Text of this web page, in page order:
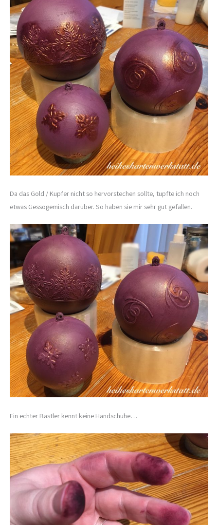
Da das Gold / Kupfer nicht so hervorstechen sollte, tupfte ich noch
etwas Gessogemisch darüber. So haben sie mir sehr gut gefallen.
Ein echter Bastler kennt keine Handschuhe…